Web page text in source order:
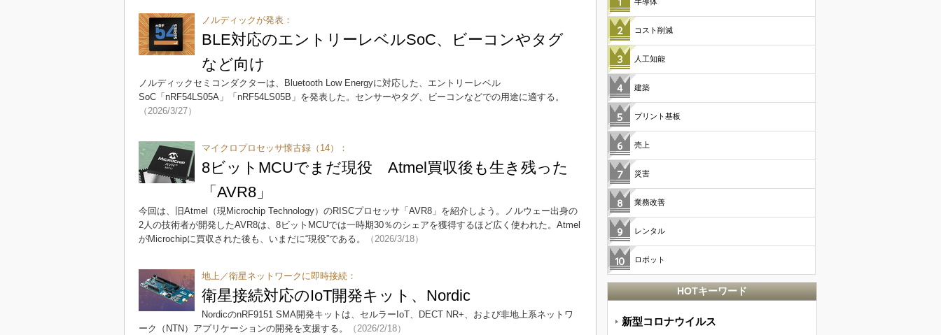
ノルディックが発表：
BLE対応のエントリーレベルSoC、ビーコンやタグ
など向け
ノルディックセミコンダクターは、Bluetooth Low Energyに対応した、エントリーレベル
SoC「nRF54LS05A」「nRF54LS05B」を発表した。センサーやタグ、ビーコンなどでの用途に適する。
（2026/3/27）
マイクロプロセッサ懐古録（14）：
8ビットMCUでまだ現役 Atmel買収後も生き残った
「AVR8」
今回は、旧Atmel（現Microchip Technology）のRISCプロセッサ「AVR8」を紹介しよう。ノルウェー出身の
2人の技術者が開発したAVR8は、8ビットMCUでは一時期30％のシェアを獲得するほど広く使われた。Atmel
がMicrochipに買収された後も、いまだに“現役”である。
（2026/3/18）
地上／衛星ネットワークに即時接続：
衛星接続対応のIoT開発キット、Nordic
NordicのnRF9151 SMA開発キットは、セルラーIoT、DECT NR+、および非地上系ネットワ
ーク（NTN）アプリケーションの開発を支援する。
（2026/2/18）
コスト削減
人工知能
建築
プリント基板
売上
災害
業務改善
レンタル
ロボット
HOTキーワード
新型コロナウイルス